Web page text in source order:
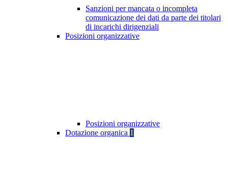
Sanzioni per mancata o incompleta
comunicazione dei dati da parte dei titolari
di incarichi dirigenziali
Posizioni organizzative
Posizioni organizzative
Dotazione organica 1